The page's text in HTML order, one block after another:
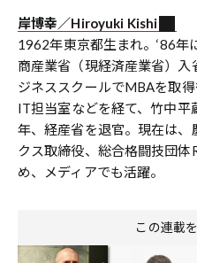
岸博幸／Hiroyuki Kishi
1962年東京都生まれ。‘86年
商産業省（現経済産業省）
ジネススクールでMBAを取
IT担当室などを経て、竹中
年、経産省を退官。現在は、
クス取締役、総合格闘技団
め、メディアでも活躍。
この連載